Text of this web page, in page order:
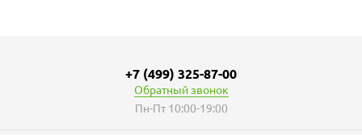
+7 (499) 325-87-00
Обратный звонок
Пн-Пт 10:00-19:00